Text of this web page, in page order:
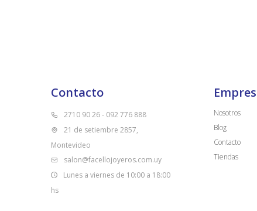
Contacto
2710 90 26 - 092 776 888
21 de setiembre 2857,
Montevideo
salon@facellojoyeros.com.uy
Lunes a viernes de 10:00 a 18:00
hs
Nosotros
Blog
Contacto
Tiendas